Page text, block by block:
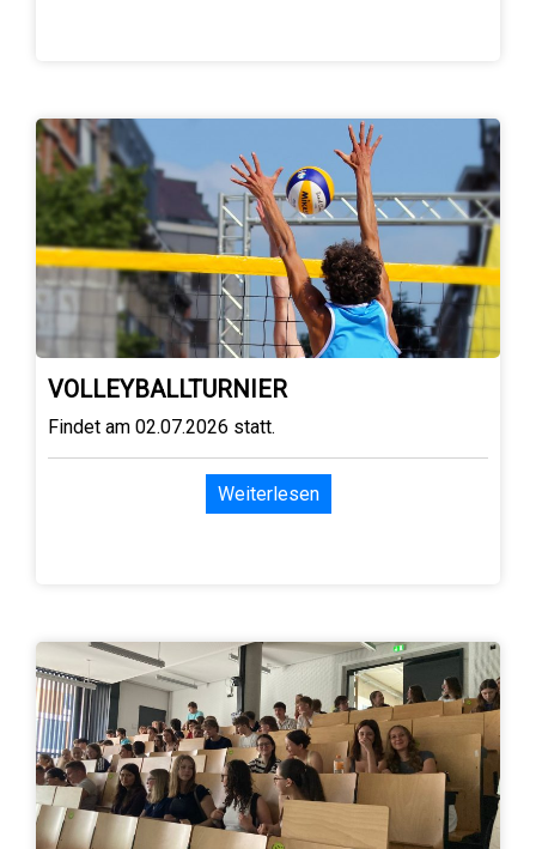
VOLLEYBALLTURNIER
Findet am 02.07.2026 statt.
Weiterlesen